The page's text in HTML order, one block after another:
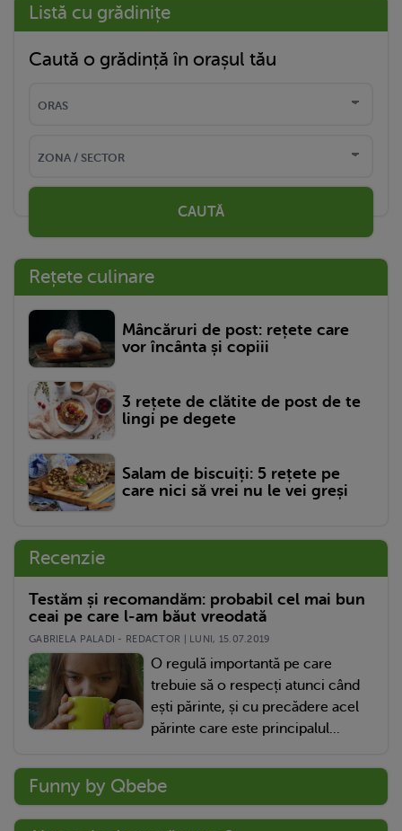
Listă cu grădinițe
Caută o grădință în orașul tău
CAUTĂ
Rețete culinare
Mâncăruri de post: rețete care
vor încânta și copiii
3 rețete de clătite de post de te
lingi pe degete
Salam de biscuiți: 5 rețete pe
care nici să vrei nu le vei greși
Recenzie
Testăm și recomandăm: probabil cel mai bun
ceai pe care l-am băut vreodată
GABRIELA PALADI - REDACTOR | LUNI, 15.07.2019
O regulă importantă pe care
trebuie să o respecți atunci când
ești părinte, și cu precădere acel
părinte care este principalul...
Funny by Qbebe